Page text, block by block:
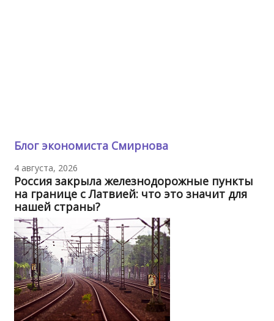
Блог экономиста Смирнова
4 августа, 2026
Россия закрыла железнодорожные пункты
на границе с Латвией: что это значит для
нашей страны?